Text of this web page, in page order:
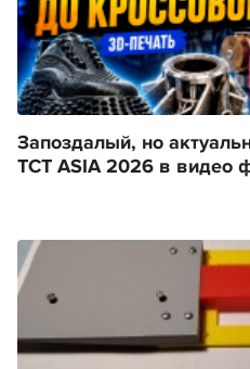
Запоздалый, но
TCT ASIA 2026 в видео